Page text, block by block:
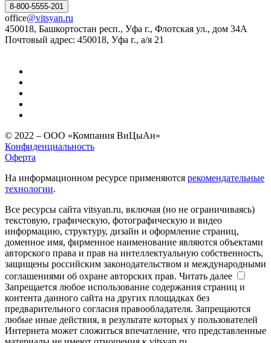
8-800-5555-201
office@vitsyan.ru
450018, Башкортостан респ., Уфа г., Флотская ул., дом 34А
Почтовый адрес: 450018, Уфа г., а/я 21
© 2022 – ООО «Компания ВиЦыАн»
Конфиденциальность
Оферта
На информационном ресурсе применяются рекомендательные
технологии.
Все ресурсы сайта vitsyan.ru, включая (но не ограничиваясь)
текстовую, графическую, фотографическую и видео
информацию, структуру, дизайн и оформление страниц,
доменное имя, фирменное наименование являются объектами
авторского права и прав на интеллектуальную собственность,
защищены российским законодательством и международными
соглашениями об охране авторских прав. Читать далее
Запрещается любое использование содержания страниц и
контента данного сайта на других площадках без
предварительного согласия правообладателя. Запрещаются
любые иные действия, в результате которых у пользователей
Интернета может сложиться впечатление, что представленные